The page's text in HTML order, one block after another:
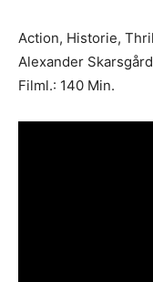
Action, Historie,
Alexander
Filml.: 140 Min.